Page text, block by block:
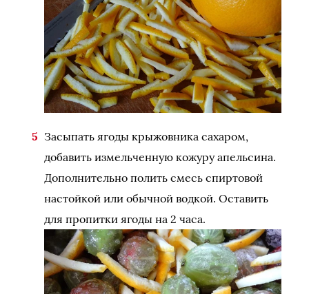
Засыпать ягоды крыжовника сахаром,
добавить измельченную кожуру апельсина.
Дополнительно полить смесь спиртовой
настойкой или обычной водкой. Оставить
для пропитки ягоды на 2 часа.